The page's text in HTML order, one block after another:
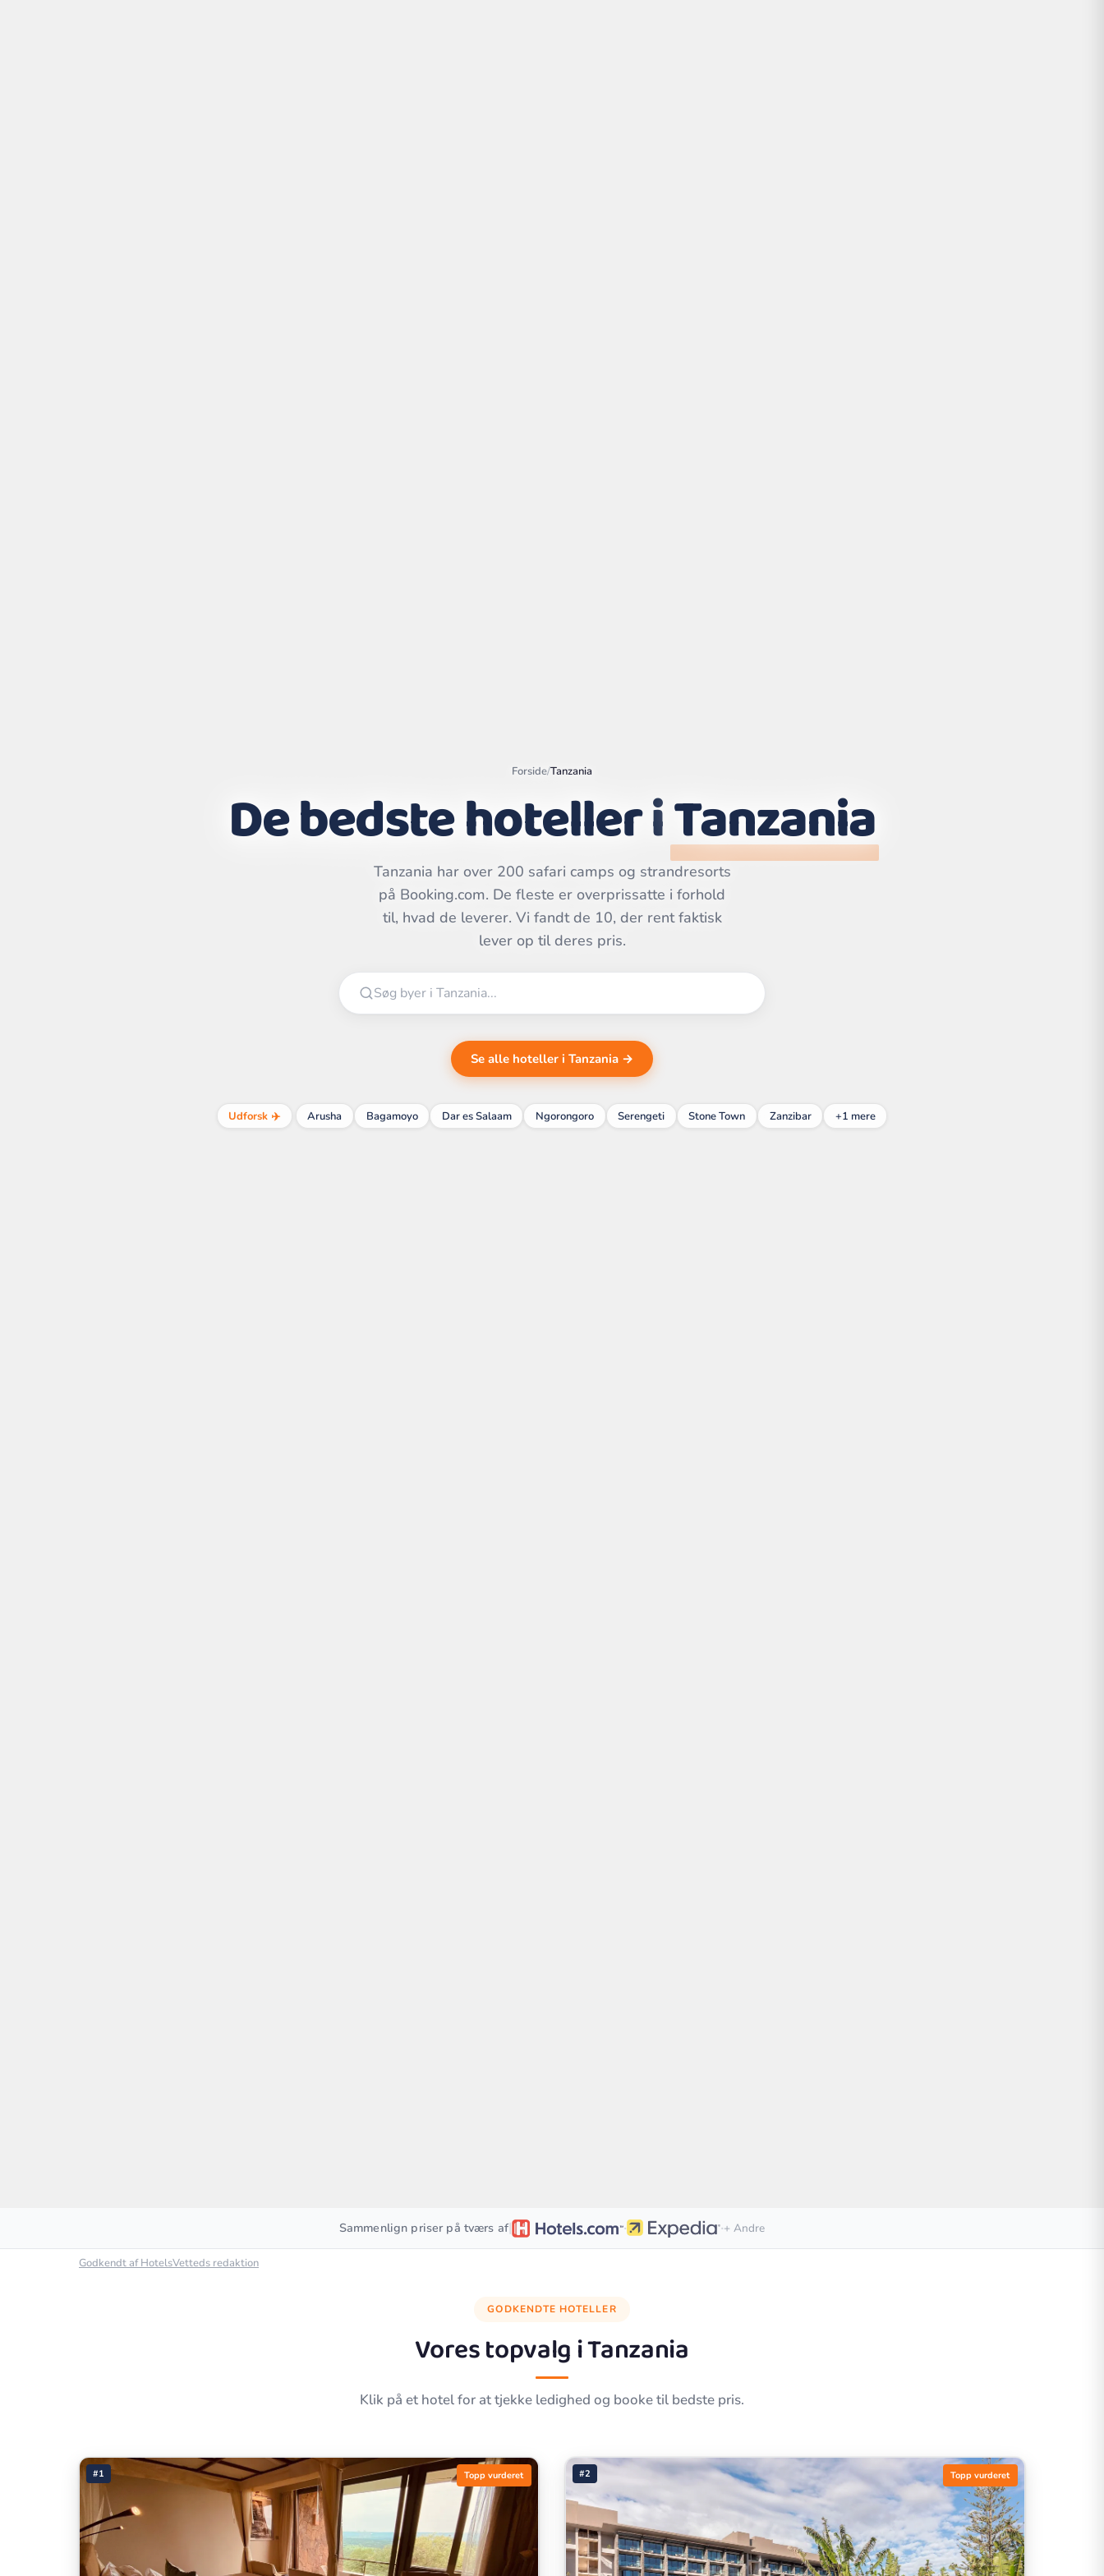
Leaflet
OpenStreetMap
CARTO
Forside/Tanzania
De bedste hoteller iTanzania
Tanzania har over 200 safari camps og strandresorts
på Booking.com. De fleste er overprissatte i forhold
til, hvad de leverer. Vi fandt de 10, der rent faktisk
lever op til deres pris.
Se alle hoteller i Tanzania →
Udforsk ✈️ Arusha Bagamoyo Dar es Salaam Ngorongoro Serengeti Stone Town Zanzibar +1 mere
Sammenlign priser på tværs af| · ·+ Andre
Godkendt af HotelsVetteds redaktion
GODKENDTE HOTELLER
Vores topvalg iTanzania
Klik på et hotel for at tjekke ledighed og booke til bedste pris.
#1 Topp vurderet #2 Topp vurderet